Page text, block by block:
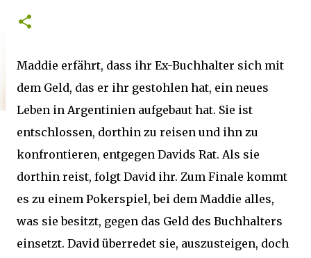
Maddie erfährt, dass ihr Ex-Buchhalter sich mit
dem Geld, das er ihr gestohlen hat, ein neues
Leben in Argentinien aufgebaut hat. Sie ist
entschlossen, dorthin zu reisen und ihn zu
konfrontieren, entgegen Davids Rat. Als sie
dorthin reist, folgt David ihr. Zum Finale kommt
es zu einem Pokerspiel, bei dem Maddie alles,
was sie besitzt, gegen das Geld des Buchhalters
einsetzt. David überredet sie, auszusteigen, doch